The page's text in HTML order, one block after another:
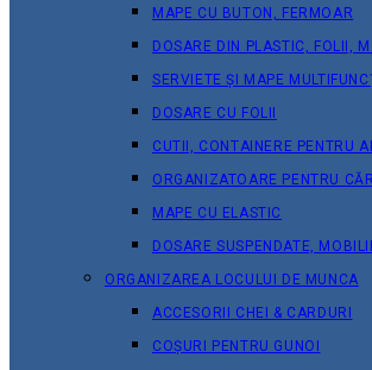
MAPE CU BUTON, FERMOAR
DOSARE DIN PLASTIC, FOLII,
SERVIETE ȘI MAPE
DOSARE CU FOLII
CUTII, CONTAINERE PENTRU
ORGANIZATOARE PENTRU
MAPE CU ELASTIC
DOSARE SUSPENDATE,
ORGANIZAREA LOCULUI DE MUNCA
ACCESORII CHEI & СARDURI
COȘURI PENTRU GUNOI